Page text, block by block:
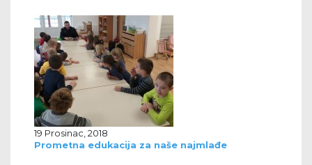
19 Prosinac, 2018
Prometna edukacija za naše najmlađe